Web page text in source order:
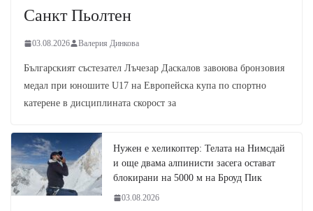
Санкт Пьолтен
03.08.2026 Валерия Динкова
Българският състезател Лъчезар Даскалов завоюва бронзовия
медал при юношите U17 на Европейска купа по спортно
катерене в дисциплината скорост за
Нужен е хеликоптер: Телата на Нимсдай
и още двама алпинисти засега остават
блокирани на 5000 м на Броуд Пик
03.08.2026